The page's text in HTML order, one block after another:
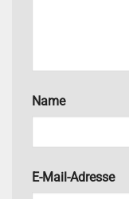
Name
E-Mail-Adresse